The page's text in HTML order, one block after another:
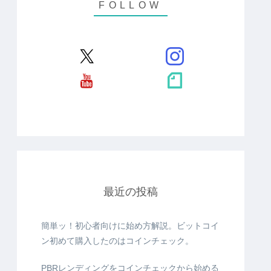
最近の投稿
簡単ッ！初心者向けに始め方解説。ビットコイ
ン初めて購入したのはコインチェック。
PBRレンディングをコインチェックから始める